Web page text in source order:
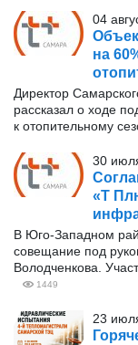
04
на
Директор
рассказал о ходе
к отопительному
30
«Т
В Юго-Западном
совещание под
Володченкова.
1449
23